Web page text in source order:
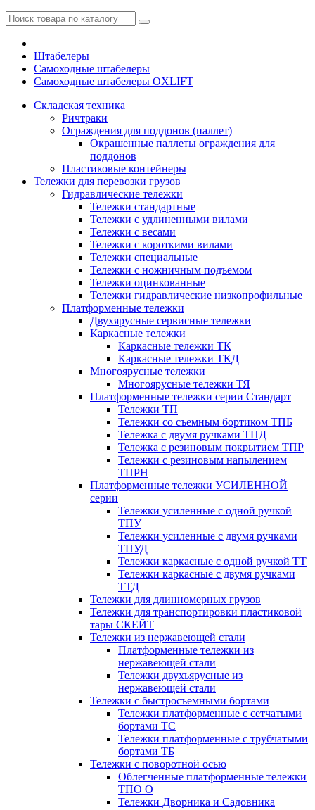
Штабелеры
Самоходные штабелеры
Самоходные штабелеры OXLIFT
Складская техника
Ричтраки
Ограждения для поддонов (паллет)
Окрашенные паллеты ограждения для
поддонов
Пластиковые контейнеры
Тележки для перевозки грузов
Гидравлические тележки
Тележки стандартные
Тележки с удлиненными вилами
Тележки с весами
Тележки с короткими вилами
Тележки специальные
Тележки с ножничным подъемом
Тележки оцинкованные
Тележки гидравлические низкопрофильные
Платформенные тележки
Двухярусные сервисные тележки
Каркасные тележки
Каркасные тележки ТК
Каркасные тележки ТКД
Многоярусные тележки
Многоярусные тележки ТЯ
Платформенные тележки серии Стандарт
Тележки ТП
Тележки со съемным бортиком ТПБ
Тележка с двумя ручками ТПД
Тележка с резиновым покрытием ТПР
Тележки с резиновым напылением
ТПРН
Платформенные тележки УСИЛЕННОЙ
серии
Тележки усиленные с одной ручкой
ТПУ
Тележки усиленные с двумя ручками
ТПУД
Тележки каркасные с одной ручкой ТТ
Тележки каркасные с двумя ручками
ТТД
Тележки для длинномерных грузов
Тележки для транспортировки пластиковой
тары СКЕЙТ
Тележки из нержавеющей стали
Платформенные тележки из
нержавеющей стали
Тележки двухъярусные из
нержавеющей стали
Тележки с быстросъемными бортами
Тележки платформенные с сетчатыми
бортами ТС
Тележки платформенные с трубчатыми
бортами ТБ
Тележки с поворотной осью
Облегченные платформенные тележки
ТПО О
Тележки Дворника и Садовника